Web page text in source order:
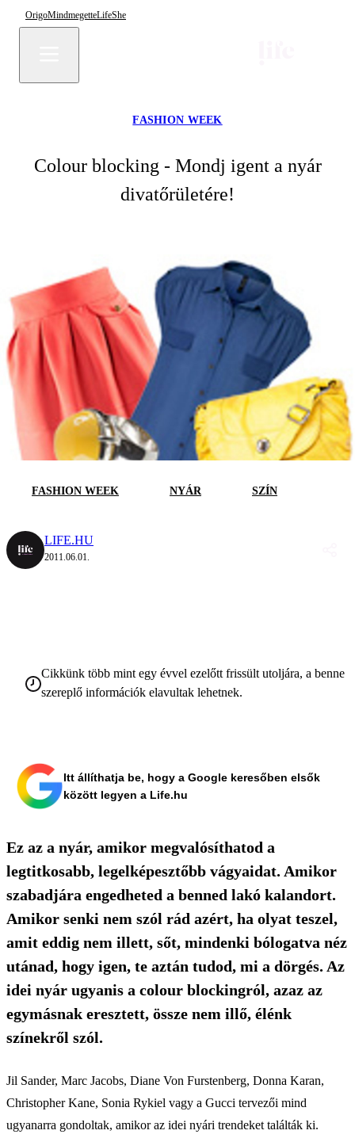
OrigoMindmegetteLifeShe
FASHION WEEK
Colour blocking - Mondj igent a nyár
divatőrületére!
FASHION WEEK NYÁR SZÍN
LIFE.HU
2011.06.01.
Cikkünk több mint egy évvel ezelőtt frissült utoljára, a benne
szereplő információk elavultak lehetnek.
Itt állíthatja be, hogy a Google keresőben elsők
között legyen a Life.hu
Ez az a nyár, amikor megvalósíthatod a
legtitkosabb, legelképesztőbb vágyaidat. Amikor
szabadjára engedheted a benned lakó kalandort.
Amikor senki nem szól rád azért, ha olyat teszel,
amit eddig nem illett, sőt, mindenki bólogatva néz
utánad, hogy igen, te aztán tudod, mi a dörgés. Az
idei nyár ugyanis a colour blockingról, azaz az
egymásnak eresztett, össze nem illő, élénk
színekről szól.
Jil Sander, Marc Jacobs, Diane Von Furstenberg, Donna Karan,
Christopher Kane, Sonia Rykiel vagy a Gucci tervezői mind
ugyanarra gondoltak, amikor az idei nyári trendeket találták ki.